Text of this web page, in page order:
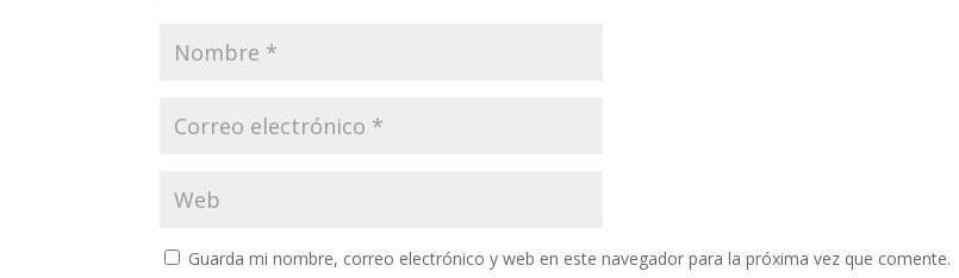
Guarda mi nombre, correo electrónico y web en este navegador para la próxima vez que comente.